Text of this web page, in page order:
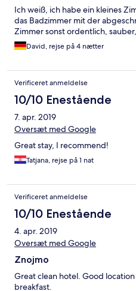
Ich weiß, ich habe ein kleines
das Badzimmer mit der
Zimmer sonst ordentlich,
David, rejse på 4 nætter
Verificeret anmeldelse
10/10 Enestående
7. apr. 2019
Oversæt med Google
Great stay, I recommend!
Tatjana, rejse på 1 nat
Verificeret anmeldelse
10/10 Enestående
4. apr. 2019
Oversæt med Google
Znojmo
Great clean hotel. Good
breakfast.